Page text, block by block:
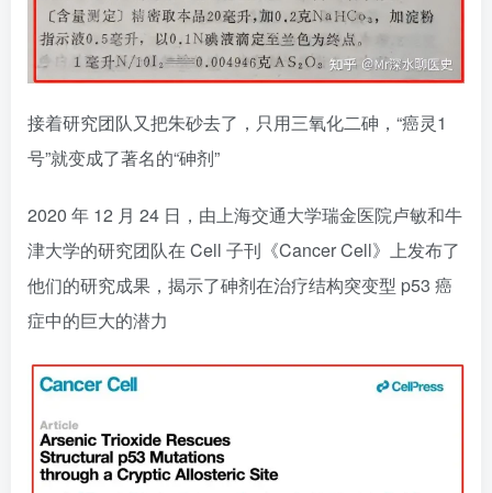
接着研究团队又把朱砂去了，只用三氧化二砷，“癌灵1
号”就变成了著名的“砷剂”
2020 年 12 月 24 日，由上海交通大学瑞金医院卢敏和牛
津大学的研究团队在 Cell 子刊《Cancer Cell》上发布了
他们的研究成果，揭示了砷剂在治疗结构突变型 p53 癌
症中的巨大的潜力